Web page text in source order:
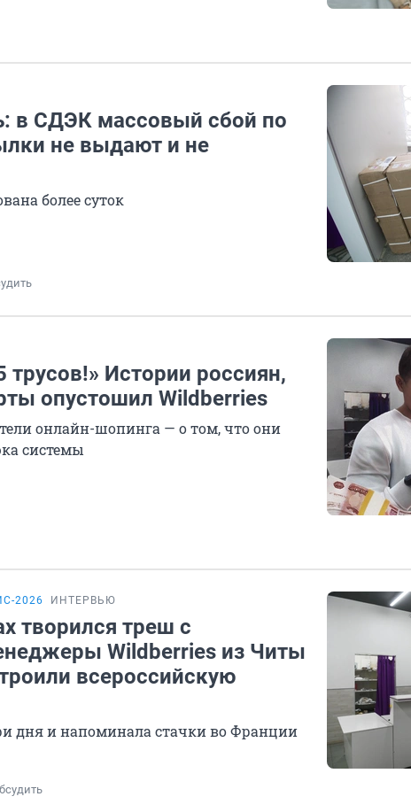
в СДЭК массовый сбой по
не выдают и не
более суток
Истории россиян,
опустошил Wildberries
онлайн-шопинга — о том, что они
системы
2026 ИНТЕРВЬЮ
творился треш с
Wildberries из Читы
всероссийскую
дня и напоминала стачки во Франции